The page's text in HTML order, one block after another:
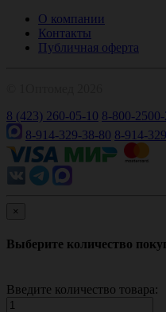
О компании
Контакты
Публичная оферта
8 (423) 260-05-10 8-800-
8-914-329-38-80 8-914-
×
Выберите количество
Введите количество товара: